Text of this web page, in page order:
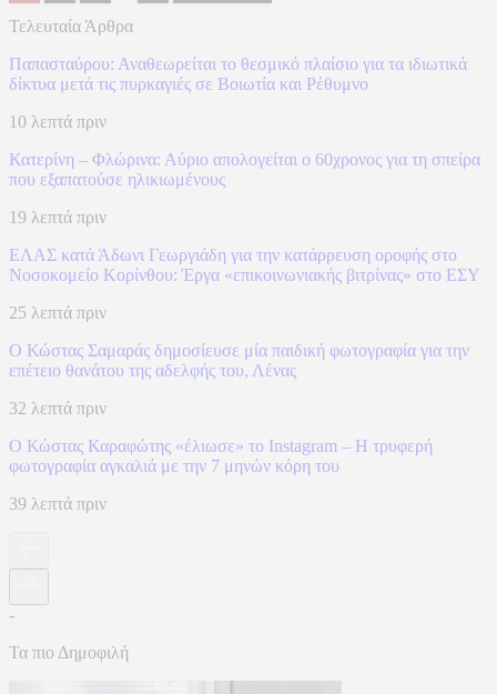
Τελευταία Άρθρα
Παπασταύρου: Αναθεωρείται το θεσμικό πλαίσιο για τα ιδιωτικά
δίκτυα μετά τις πυρκαγιές σε Βοιωτία και Ρέθυμνο
10 λεπτά πριν
Κατερίνη – Φλώρινα: Αύριο απολογείται ο 60χρονος για τη σπείρα
που εξαπατούσε ηλικιωμένους
19 λεπτά πριν
ΕΛΑΣ κατά Άδωνι Γεωργιάδη για την κατάρρευση οροφής στο
Νοσοκομείο Κορίνθου: Έργα «επικοινωνιακής βιτρίνας» στο ΕΣΥ
25 λεπτά πριν
Ο Κώστας Σαμαράς δημοσίευσε μία παιδική φωτογραφία για την
επέτειο θανάτου της αδελφής του, Λένας
32 λεπτά πριν
Ο Κώστας Καραφώτης «έλιωσε» το Instagram – Η τρυφερή
φωτογραφία αγκαλιά με την 7 μηνών κόρη του
39 λεπτά πριν
-
Τα πιο Δημοφιλή